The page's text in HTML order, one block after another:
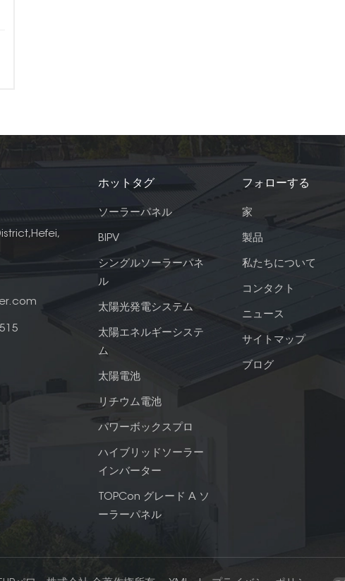
ホットタグ
ソーラーパネル
BIPV
シングルソーラーパネ
ル
太陽光発電システム
太陽エネルギーシステ
ム
太陽電池
リチウム電池
パワーボックスプロ
ハイブリッドソーラー
インバーター
TOPCon グレード A ソ
ーラーパネル
フォローする
家
製品
私たちについて
コンタクト
ニュース
サイトマップ
ブログ